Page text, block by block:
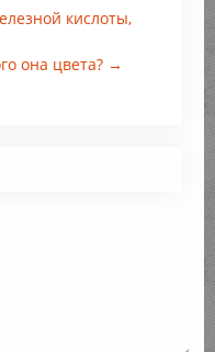
кислоты,
она цвета? →